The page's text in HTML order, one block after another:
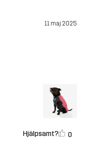
11 maj 2025
Hjälpsamt? 0